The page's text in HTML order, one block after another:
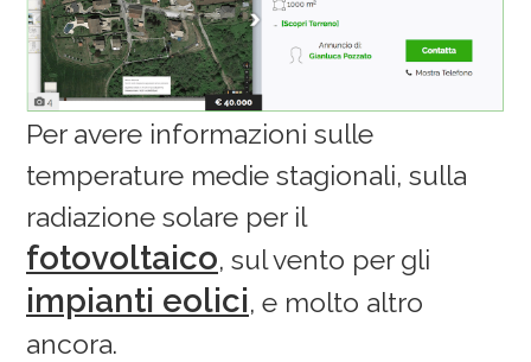
Per avere informazioni sulle
temperature medie stagionali, sulla
radiazione solare per il
fotovoltaico, sul vento per gli
impianti eolici, e molto altro
ancora.